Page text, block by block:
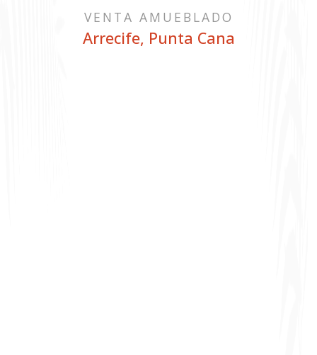
VENTA AMUEBLADO
Arrecife, Punta Cana